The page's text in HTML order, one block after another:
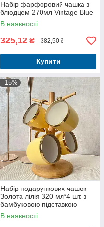
Набір фарфоровий чашка з
блюдцем 270мл Vintage Blue
В наявності
325,12 ₴ 382,50 ₴
Купити
–15%
Набір подарункових чашок
Золота лілія 320 мл*4 шт. з
бамбуковою підставкою
В наявності